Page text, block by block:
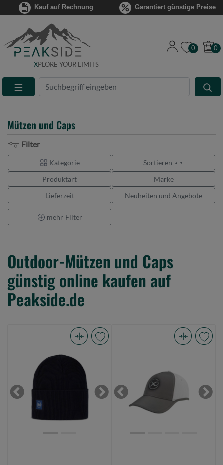
Kauf auf Rechnung Garantiert günstige Preise
XPLORE YOUR LIMITS
Suche
Eingabefeld
0 0
Mützen und Caps
Filter
Kategorie Sortieren ▲ ▼
Produktart
Marke
Lieferzeit
Neuheiten und Angebote
mehr Filter
Outdoor-Mützen und Caps
günstig online kaufen auf
Peakside.de
Crossknit
Night
BluePrevious Next
Cap
-
Light
Previous Next